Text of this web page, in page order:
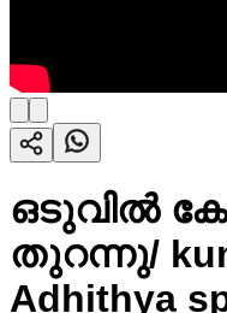
ഒടുവിൽ
തുറന്നു/
Adhithya